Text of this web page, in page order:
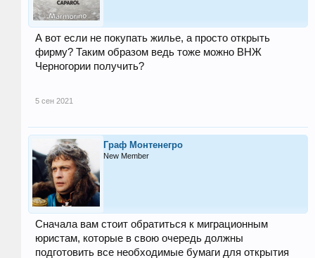
А вот если не покупать жилье, а просто открыть
фирму? Таким образом ведь тоже можно ВНЖ
Черногории получить?
5 сен 2021
Граф Монтенегро
New Member
Сначала вам стоит обратиться к миграционным
юристам, которые в свою очередь должны
подготовить все необходимые бумаги для открытия